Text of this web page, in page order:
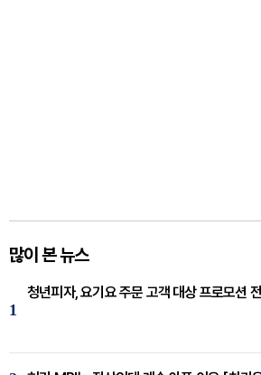
많이 본 뉴스
1
청년피자, 요기요 주문 고객 대상 프로모션